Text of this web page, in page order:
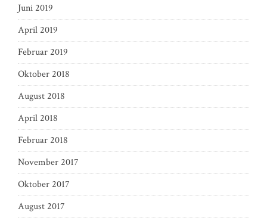
Juni 2019
April 2019
Februar 2019
Oktober 2018
August 2018
April 2018
Februar 2018
November 2017
Oktober 2017
August 2017